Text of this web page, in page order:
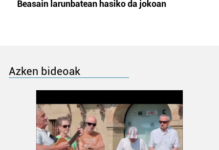
Beasain larunbatean hasiko da jokoan
Azken bideoak